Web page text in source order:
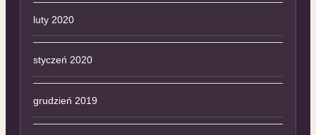
luty 2020
styczeń 2020
grudzień 2019